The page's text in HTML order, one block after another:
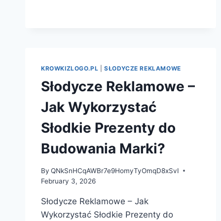
KROWKIZLOGO.PL |SŁODYCZE REKLAMOWE
Słodycze Reklamowe –
Jak Wykorzystać
Słodkie Prezenty do
Budowania Marki?
By QNkSnHCqAWBr7e9HomyTyOmqD8xSvI
February 3, 2026
Słodycze Reklamowe – Jak
Wykorzystać Słodkie Prezenty do